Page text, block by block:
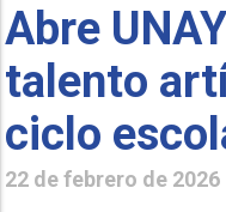
Abre
talento
ciclo
22 de febrero de 2026